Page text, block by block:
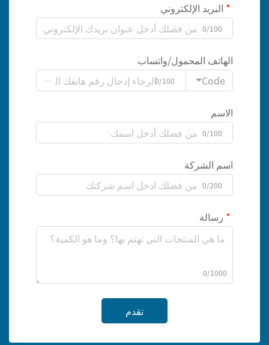
البريد الإلكتروني
0/100
الهاتف المحمول/واتساب
Code
0/100
الاسم
0/100
اسم الشركة
0/200
رسالة
0/1000
تقدم